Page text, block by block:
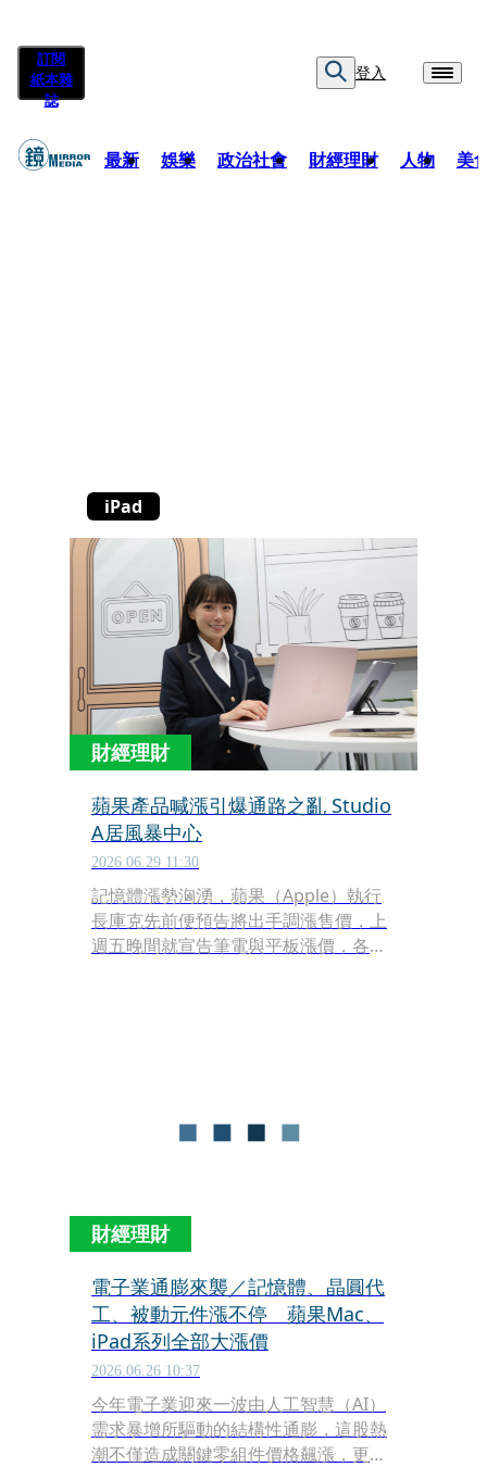
訂閱
紙本雜
誌
登入
最新 娛樂 政治社會 財經理財 人物 美
iPad
財經理財
蘋果產品喊漲引爆通路之亂 Studio
A居風暴中心
2026.06.29 11:30
記憶體漲勢洶湧，蘋果（Apple）執行
長庫克先前便預告將出手調漲售價，上
週五晚間就宣告筆電與平板漲價，各產
科技表示暫時不予回應。
財經理財
電子業通膨來襲／記憶體、晶圓代
工、被動元件漲不停 蘋果Mac、
iPad系列全部大漲價
2026.06.26 10:37
今年電子業迎來一波由人工智慧（AI）
需求暴增所驅動的結構性通膨，這股熱
潮不僅造成關鍵零組件價格飆漲，更逐